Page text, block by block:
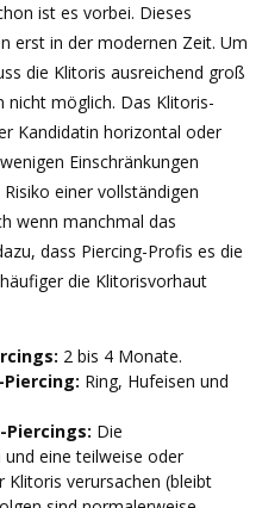
ist es vorbei. Dieses
erst in der modernen Zeit. Um
die Klitoris ausreichend groß
nicht möglich. Das Klitoris-
Kandidatin horizontal oder
Einschränkungen
einer vollständigen
wenn manchmal das
dass Piercing-Profis es die
die Klitorisvorhaut
2 bis 4 Monate.
Ring, Hufeisen und
Piercings: Die
und eine teilweise oder
Klitoris verursachen (bleibt